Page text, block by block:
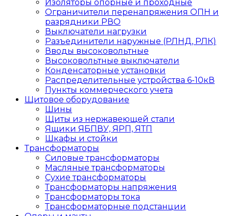
Изоляторы опорные и проходные
Ограничители перенапряжения ОПН и
разрядники РВО
Выключатели нагрузки
Разъединители наружные (РЛНД, РЛК)
Вводы высоковольтные
Высоковольтные выключатели
Конденсаторные установки
Распределительные устройства 6-10кВ
Пункты коммерческого учета
Щитовое оборудование
Шины
Щиты из нержавеющей стали
Ящики ЯБПВУ, ЯРП, ЯТП
Шкафы и стойки
Трансформаторы
Силовые трансформаторы
Масляные трансформаторы
Сухие трансформаторы
Трансформаторы напряжения
Трансформаторы тока
Трансформаторные подстанции